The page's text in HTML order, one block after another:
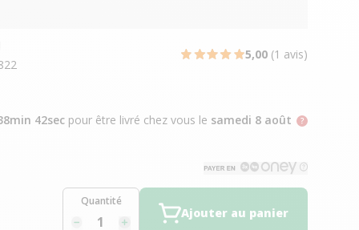
5,00 (1 avis)
40secpour être livré chez vous le samedi 8 août
Quantité
Ajouter au panier